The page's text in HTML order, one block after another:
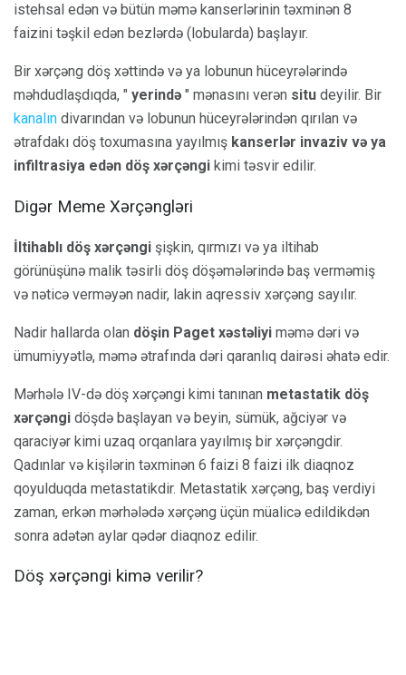
istehsal edən və bütün məmə kanserlərinin təxminən 8
faizini təşkil edən bezlərdə (lobularda) başlayır.
Bir xərçəng döş xəttində və ya lobunun hüceyrələrində
məhdudlaşdıqda, " yerində " mənasını verən situ deyilir. Bir
kanalın divarından və lobunun hüceyrələrindən qırılan və
ətrafdakı döş toxumasına yayılmış kanserlər invaziv və ya
infiltrasiya edən döş xərçəngi kimi təsvir edilir.
Digər Meme Xərçəngləri
İltihablı döş xərçəngi şişkin, qırmızı və ya iltihab
görünüşünə malik təsirli döş döşəmələrində baş verməmiş
və nəticə verməyən nadir, lakin aqressiv xərçəng sayılır.
Nadir hallarda olan döşin Paget xəstəliyi məmə dəri və
ümumiyyətlə, məmə ətrafında dəri qaranlıq dairəsi əhatə edir.
Mərhələ IV-də döş xərçəngi kimi tanınan metastatik döş
xərçəngi döşdə başlayan və beyin, sümük, ağciyər və
qaraciyər kimi uzaq orqanlara yayılmış bir xərçəngdir.
Qadınlar və kişilərin təxminən 6 faizi 8 faizi ilk diaqnoz
qoyulduqda metastatikdir. Metastatik xərçəng, baş verdiyi
zaman, erkən mərhələdə xərçəng üçün müalicə edildikdən
sonra adətən aylar qədər diaqnoz edilir.
Döş xərçəngi kimə verilir?